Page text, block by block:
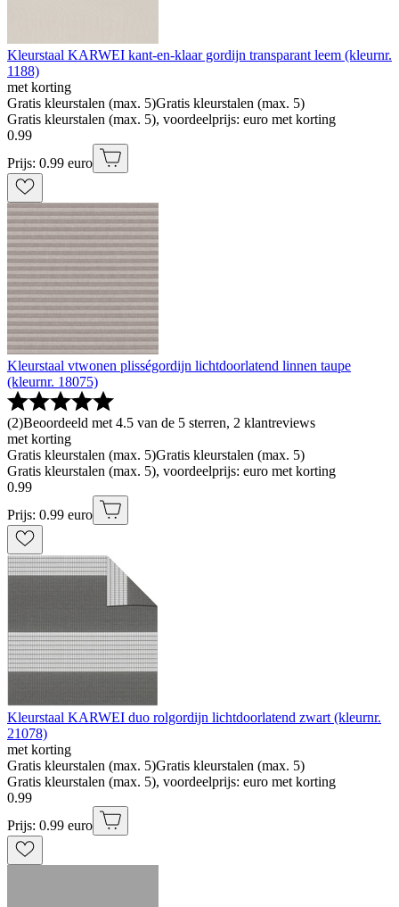
Kleurstaal KARWEI kant-en-klaar gordijn transparant leem (kleurnr.
1188)
met korting
Gratis kleurstalen (max. 5)Gratis kleurstalen (max. 5)
Gratis kleurstalen (max. 5), voordeelprijs: euro met korting
0.99
Prijs: 0.99 euro
Kleurstaal vtwonen plisségordijn lichtdoorlatend linnen taupe
(kleurnr. 18075)
(2)Beoordeeld met 4.5 van de 5 sterren, 2 klantreviews
met korting
Gratis kleurstalen (max. 5)Gratis kleurstalen (max. 5)
Gratis kleurstalen (max. 5), voordeelprijs: euro met korting
0.99
Prijs: 0.99 euro
Kleurstaal KARWEI duo rolgordijn lichtdoorlatend zwart (kleurnr.
21078)
met korting
Gratis kleurstalen (max. 5)Gratis kleurstalen (max. 5)
Gratis kleurstalen (max. 5), voordeelprijs: euro met korting
0.99
Prijs: 0.99 euro